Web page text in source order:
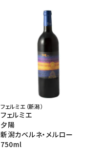
フェルミエ（新潟）
フェルミエ
夕陽
新潟カベルネ・メルロー
750ml